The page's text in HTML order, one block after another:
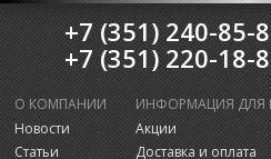
+7 (351) 240-85-
+7 (351) 220-18-
О КОМПАНИИ
Новости
Статьи
ИНФОРМАЦИЯ ДЛЯ
Акции
Доставка и оплата